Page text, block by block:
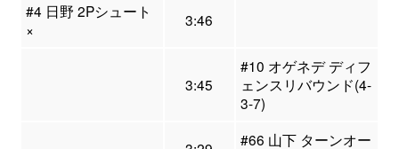
#4 日野 2Pシュート
×
3:46
3:45
#10 オゲネデ ディフ
ェンスリバウンド(4-
3-7)
#66 山下 ターンオー